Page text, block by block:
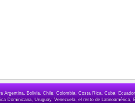
Bolivia, Chile, Colombia, Costa Rica, Cuba,
Dominicana, Uruguay, Venezuela, el resto de Latinoamérica,